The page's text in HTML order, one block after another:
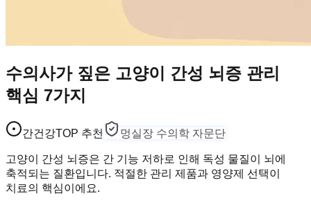
수의사가 짚은 고양이 간성 뇌증 관리
핵심 7가지
간건강TOP 추천 멍실장 수의학 자문단
고양이 간성 뇌증은 간 기능 저하로 인해 독성 물질이 뇌에
축적되는 질환입니다. 적절한 관리 제품과 영양제 선택이
치료의 핵심이에요.